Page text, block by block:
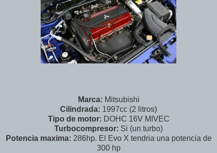
Marca: Mitsubishi
Cilindrada: 1997cc (2 litros)
Tipo de motor: DOHC 16V MIVEC
Turbocompresor: Si (un turbo)
Potencia maxima: 286hp. El Evo X tendria una potencia de
300 hp